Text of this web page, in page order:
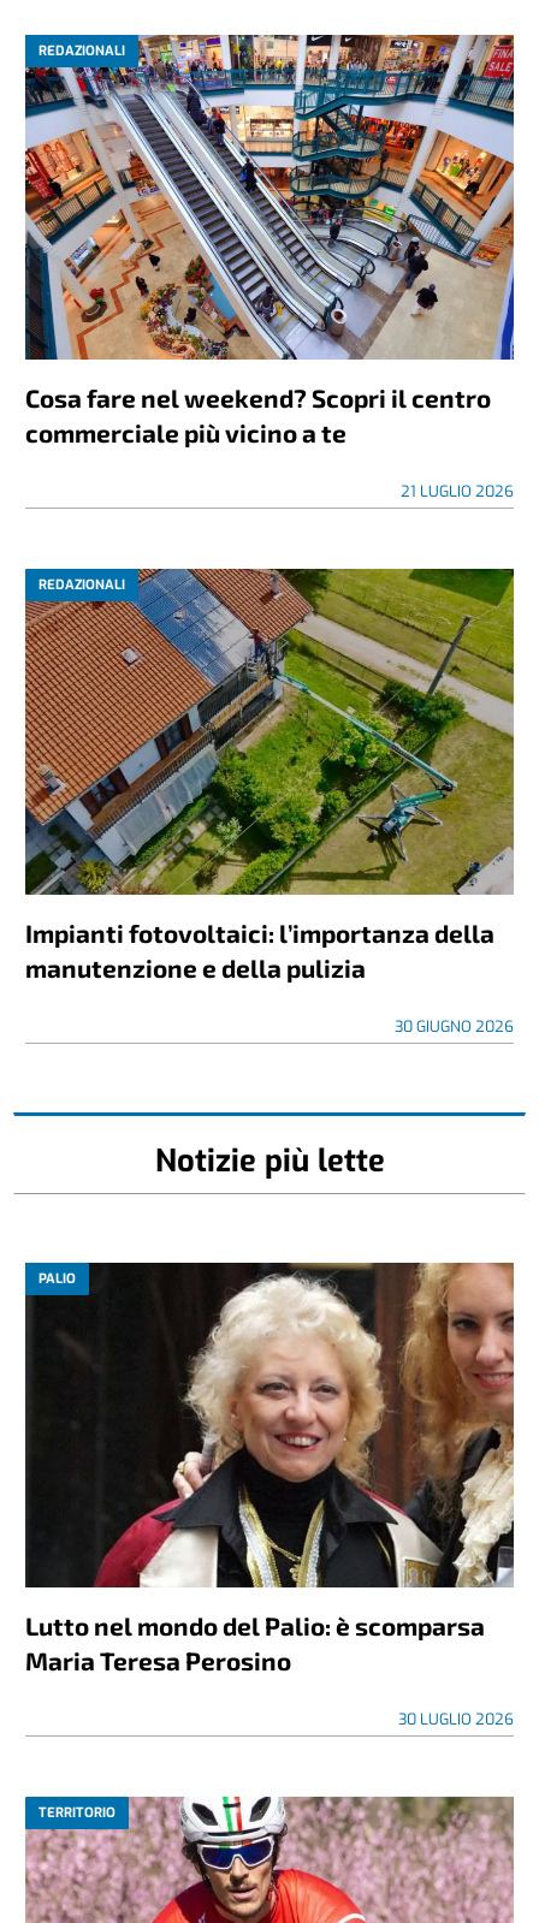
REDAZIONALI
Cosa fare nel weekend? Scopri il centro
commerciale più vicino a te
21 LUGLIO 2026
REDAZIONALI
Impianti fotovoltaici: l’importanza della
manutenzione e della pulizia
30 GIUGNO 2026
Notizie più lette
PALIO
Lutto nel mondo del Palio: è scomparsa
Maria Teresa Perosino
30 LUGLIO 2026
TERRITORIO